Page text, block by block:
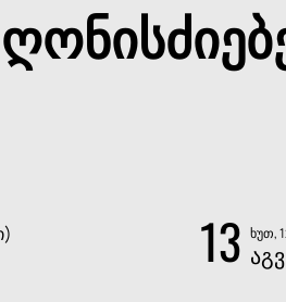
13 ხუთ,
ᲐᲒᲕ